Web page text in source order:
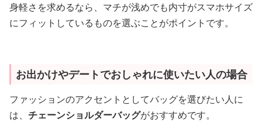
身軽さを求めるなら、マチが浅めでも内寸がスマホサイズ
にフィットしているものを選ぶことがポイントです。
お出かけやデートでおしゃれに使いたい人の場合
ファッションのアクセントとしてバッグを選びたい人に
は、 チェーンショルダーバッグがおすすめです。